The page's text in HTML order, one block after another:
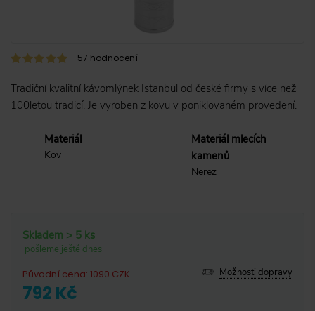
57 hodnocení
Tradiční kvalitní kávomlýnek Istanbul od české firmy s více než
100letou tradicí. Je vyroben z kovu v poniklovaném provedení.
Materiál
Kov
Materiál mlecích
kamenů
Nerez
Skladem > 5 ks
pošleme ještě dnes
Původní cena:1090CZK
792 Kč
Možnosti dopravy